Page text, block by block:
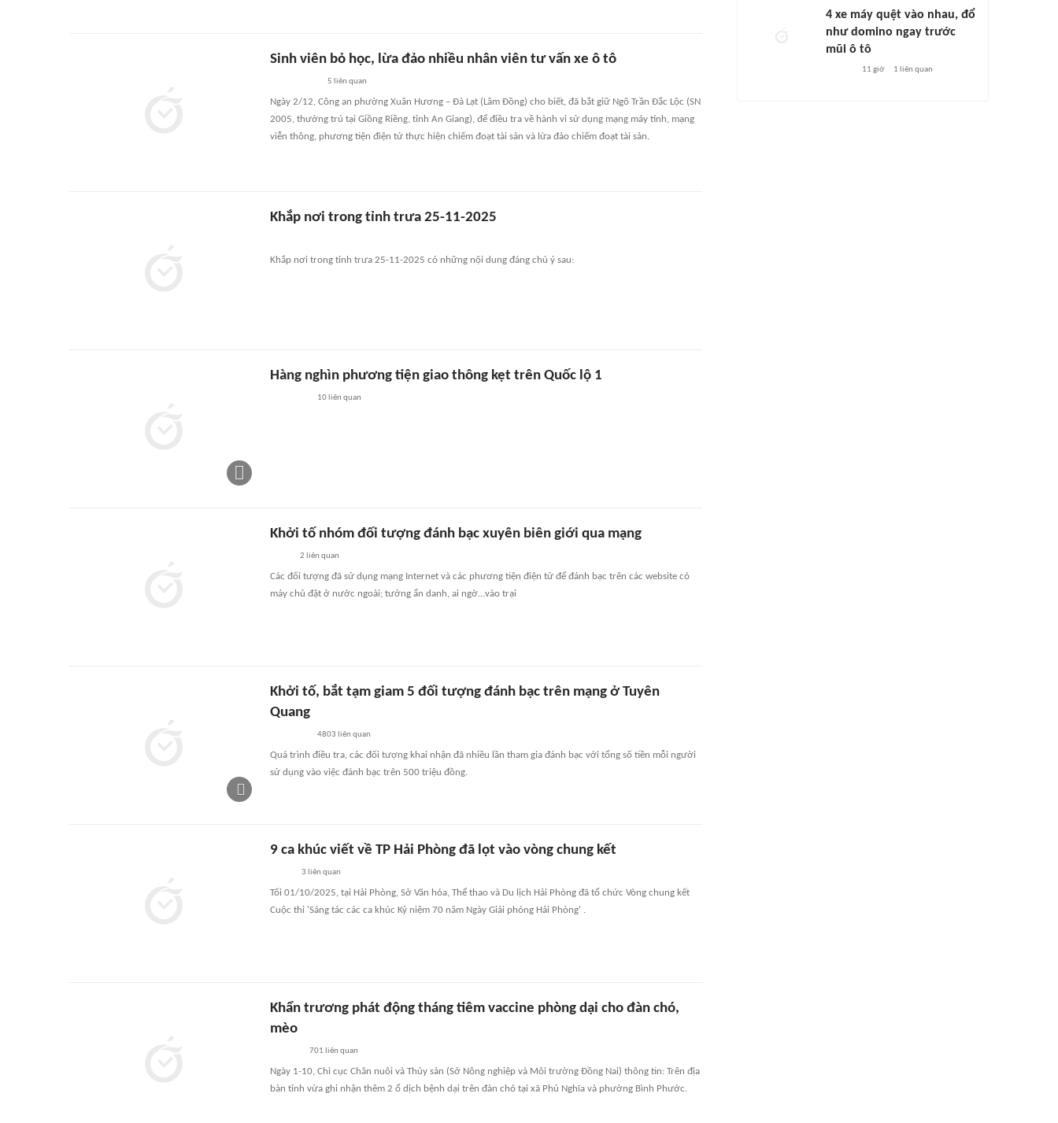
Sinh viên bỏ học, lừa đảo nhiều nhân viên tư vấn xe ô tô
5 liên quan
Ngày 2/12, Công an phường Xuân Hương – Đà Lạt (Lâm Đồng) cho biết, đã bắt giữ Ngô Trần Đắc Lộc (SN
2005, thường trú tại Giồng Riềng, tỉnh An Giang), để điều tra về hành vi sử dụng mạng máy tính, mạng
viễn thông, phương tiện điện tử thực hiện chiếm đoạt tài sản và lừa đảo chiếm đoạt tài sản.
Khắp nơi trong tỉnh trưa 25-11-2025
Khắp nơi trong tỉnh trưa 25-11-2025 có những nội dung đáng chú ý sau:
Hàng nghìn phương tiện giao thông kẹt trên Quốc lộ 1
10 liên quan
Khởi tố nhóm đối tượng đánh bạc xuyên biên giới qua mạng
2 liên quan
Các đối tượng đã sử dụng mạng Internet và các phương tiện điện tử để đánh bạc trên các website có
máy chủ đặt ở nước ngoài; tưởng ẩn danh, ai ngờ…vào trại
Khởi tố, bắt tạm giam 5 đối tượng đánh bạc trên mạng ở Tuyên
Quang
4803 liên quan
Quá trình điều tra, các đối tượng khai nhận đã nhiều lần tham gia đánh bạc với tổng số tiền mỗi người
sử dụng vào việc đánh bạc trên 500 triệu đồng.
9 ca khúc viết về TP Hải Phòng đã lọt vào vòng chung kết
3 liên quan
Tối 01/10/2025, tại Hải Phòng, Sở Văn hóa, Thể thao và Du lịch Hải Phòng đã tổ chức Vòng chung kết
Cuộc thi 'Sáng tác các ca khúc Kỷ niệm 70 năm Ngày Giải phóng Hải Phòng' .
Khẩn trương phát động tháng tiêm vaccine phòng dại cho đàn chó,
mèo
701 liên quan
Ngày 1-10, Chi cục Chăn nuôi và Thủy sản (Sở Nông nghiệp và Môi trường Đồng Nai) thông tin: Trên địa
bàn tỉnh vừa ghi nhận thêm 2 ổ dịch bệnh dại trên đàn chó tại xã Phú Nghĩa và phường Bình Phước.
4 xe máy quệt vào nhau, đổ
như domino ngay trước
mũi ô tô
11 giờ 1 liên quan